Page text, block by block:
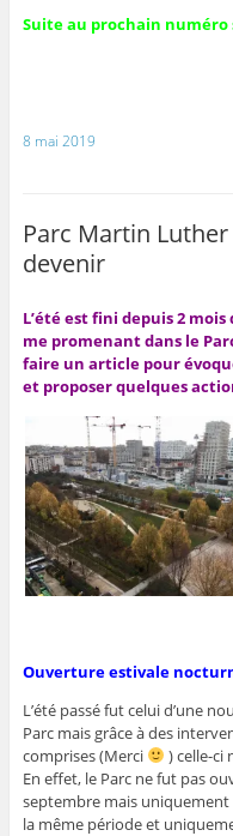
Suite au prochain numéro
8 mai 2019
Parc Martin
devenir
L’été est fini depuis 2
me promenant dans le
faire un article pour
et proposer quelques
Ouverture estivale
L’été passé fut celui d’une
Parc mais grâce à des
comprises (Merci
) celle-ci
En effet, le Parc ne fut pas
septembre mais
la même période et